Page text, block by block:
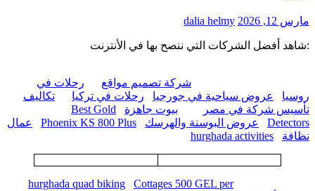
مارس 12, 2026 dalia helmy
:شاهد أفضل الشركات التي ننصح بها في الأنترنت
شركة تصميم مواقع
رحلات في
روسيا
عروض سياحية في جورجيا رحلات في تركيا
تكاليف
تأسيس شركة في مصر
بيوت جاهزة
Best Gold
Detectors
عروض البوسنة والهرسك Phoenix KS 800 Plus
عمال
نظافة
hurghada activities
hurghada quad biking
Cottages 500 GEL per